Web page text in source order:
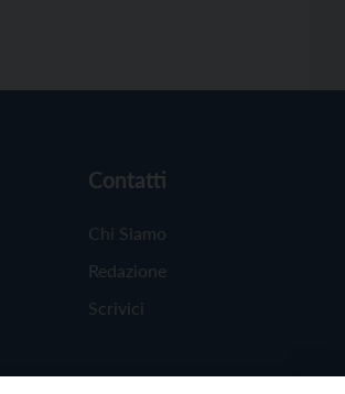
Contatti
Chi Siamo
Redazione
Scrivici